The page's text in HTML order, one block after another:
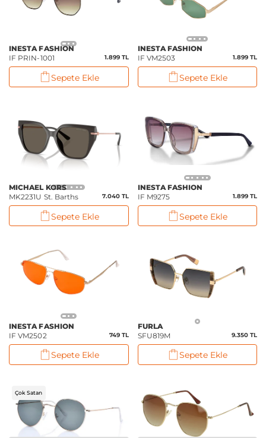
INESTA FASHION
IF PRIN-1001
1.899 TL
Sepete Ekle
INESTA FASHION
IF VM2503
1.899 TL
Sepete Ekle
MICHAEL KORS
MK2231U St. Barths
7.040 TL
Sepete Ekle
INESTA FASHION
IF M9275
1.899 TL
Sepete Ekle
INESTA FASHION
IF VM2502
749 TL
Sepete Ekle
FURLA
SFU819M
9.350 TL
Sepete Ekle
Çok Satan